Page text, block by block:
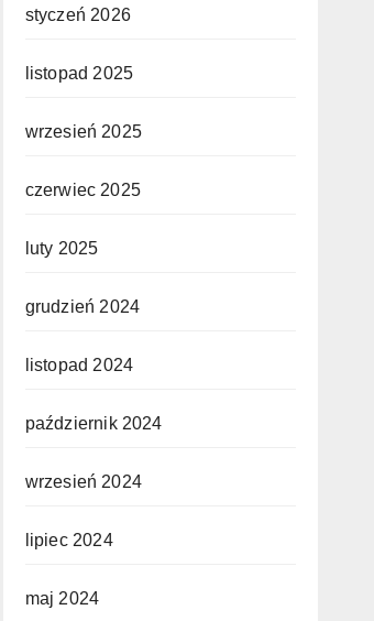
styczeń 2026
listopad 2025
wrzesień 2025
czerwiec 2025
luty 2025
grudzień 2024
listopad 2024
październik 2024
wrzesień 2024
lipiec 2024
maj 2024